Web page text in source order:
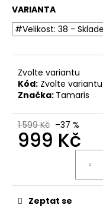
VARIANTA
Zvolte variantu
Kód: Zvolte variantu
Značka: Tamaris
1 599 Kč –37 %
999 Kč
Zeptat se
DÁMSKÉ
CELOKOŽENÉ
SUCHÝ
ZIP
COMFORTABEL
910283-
55
MODRÉ
899
Kč
Kč